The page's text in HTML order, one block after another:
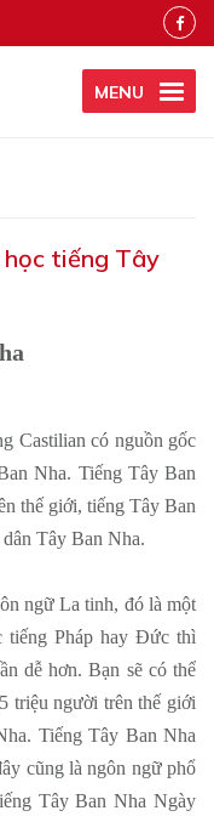
MENU
tiếng Tây
Castilian có nguồn gốc
Nha. Tiếng Tây Ban
thế giới, tiếng Tây Ban
Tây Ban Nha.
ngữ La tinh, đó là một
tiếng Pháp hay Đức thì
dễ hơn. Bạn sẽ có thể
triệu người trên thế giới
Tiếng Tây Ban Nha
cũng là ngôn ngữ phổ
Tây Ban Nha Ngày